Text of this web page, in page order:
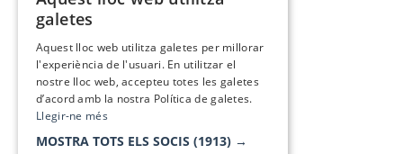
galetes
Aquest lloc web utilitza galetes per millorar
l'experiència de l'usuari. En utilitzar el
nostre lloc web, accepteu totes les galetes
d’acord amb la nostra Política de galetes.
Llegir-ne més
MOSTRA TOTS ELS SOCIS (1913) →